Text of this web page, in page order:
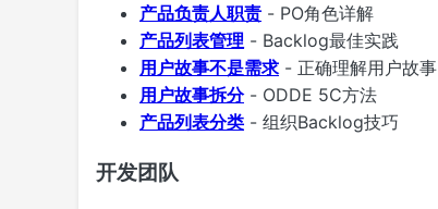
产品负责人职责 - PO角色详解
产品列表管理 - Backlog最佳实践
用户故事不是需求- 正确理解用户故事
用户故事拆分- ODDE 5C方法
产品列表分类 - 组织Backlog技巧
开发团队